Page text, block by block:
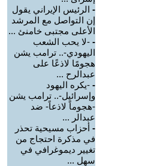
- الرئيس الإيراني يقول
إن التواصل مع المرشد
الأعلى مجتبى خامنئ ...
- -لا يحب الشعب
اليهودي-.. ترامب يشن
هجومًا لاذعًا على
عبدالرح ...
- -يكره اليهود
وإسرائيل-.. ترامب يشن
-هجوماً لاذعاً- ضد
عبدالر ...
- أحزاب مسيحية تحذر
في مذكرة احتجاج من
تغيير ديموغرافي في
سهل ...